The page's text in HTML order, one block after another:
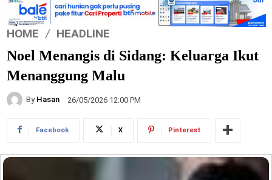
HOME HEADLINE
Noel Menangis di Sidang: Keluarga Ikut
Menanggung Malu
By Hasan 26/05/2026 12:00 PM
Facebook X Pinterest